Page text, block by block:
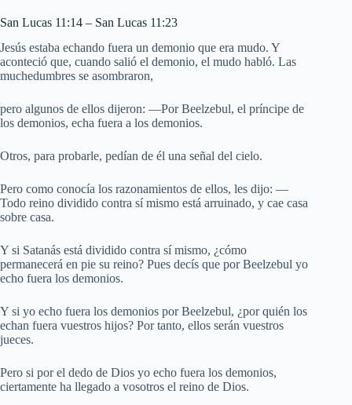
San Lucas 11:14 – San Lucas 11:23
Jesús estaba echando fuera un demonio que era mudo. Y
aconteció que, cuando salió el demonio, el mudo habló. Las
muchedumbres se asombraron,
pero algunos de ellos dijeron: —Por Beelzebul, el príncipe de
los demonios, echa fuera a los demonios.
Otros, para probarle, pedían de él una señal del cielo.
Pero como conocía los razonamientos de ellos, les dijo: —
Todo reino dividido contra sí mismo está arruinado, y cae casa
sobre casa.
Y si Satanás está dividido contra sí mismo, ¿cómo
permanecerá en pie su reino? Pues decís que por Beelzebul yo
echo fuera los demonios.
Y si yo echo fuera los demonios por Beelzebul, ¿por quién los
echan fuera vuestros hijos? Por tanto, ellos serán vuestros
jueces.
Pero si por el dedo de Dios yo echo fuera los demonios,
ciertamente ha llegado a vosotros el reino de Dios.